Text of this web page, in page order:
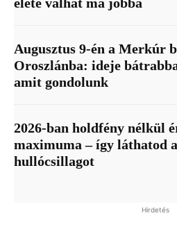
Augusztus 9-én a Merkúr
Oroszlánba: ideje
amit gondolunk
2026-ban holdfény nélkül
maximuma – így láthatod
hullócsillagot
Hirdetés